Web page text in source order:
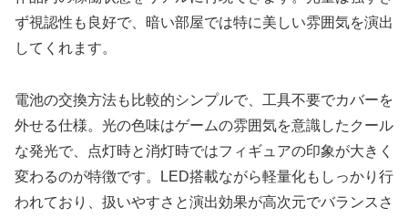
ず視認性も良好で、暗い部屋では特に美しい雰囲気を演出
してくれます。
電池の交換方法も比較的シンプルで、工具不要でカバーを
外せる仕様。光の色味はゲームの雰囲気を意識したクール
な発光で、点灯時と消灯時ではフィギュアの印象が大きく
変わるのが特徴です。LED搭載ながら軽量化もしっかり行
われており、扱いやすさと演出効果が高次元でバランスさ